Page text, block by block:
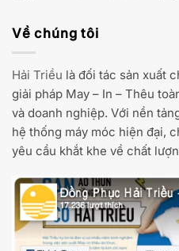
Về chúng tôi
Hải Triều là đối tác sản xuất
giải pháp May – In – Thêu
và doanh nghiệp. Với nền
hệ thống máy móc hiện đại,
yêu cầu khắt khe về chất